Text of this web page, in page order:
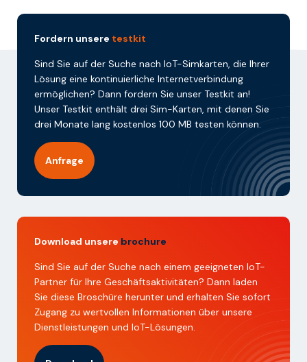
Fordern unsere testkit
Sind Sie auf der Suche nach IoT-Simkarten, die Ihrer
Lösung eine kontinuierliche Internetverbindung
ermöglichen? Dann fordern Sie unser Testkit an!
Unser Testkit enthält drei Sim-Karten, mit denen Sie
drei Monate lang kostenlos 100 MB testen können.
Anfrage
Download unsere brochure
Sind Sie auf der Suche nach einem geeigneten IoT-
Partner für Ihre Geschäftsaktivitäten? Dann laden
Sie diese Broschüre herunter und erhalten Sie sofort
Zugang zu wertvollen Informationen über unsere
Dienstleistungen und IoT-Lösungen.